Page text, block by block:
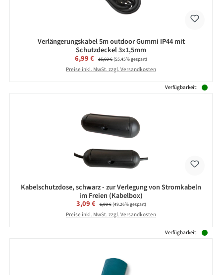
Verlängerungskabel 5m outdoor Gummi IP44 mit
Schutzdeckel 3x1,5mm
Verkaufspreis:
6,99 € Regulärer Preis:
15,69 €(55.45% gespart)
Preise inkl. MwSt. zzgl. Versandkosten
Verfügbarkeit:
Kabelschutzdose, schwarz - zur Verlegung von Stromkabeln
im Freien (Kabelbox)
Verkaufspreis:
3,09 € Regulärer Preis:
6,09 €(49.26% gespart)
Preise inkl. MwSt. zzgl. Versandkosten
Verfügbarkeit: